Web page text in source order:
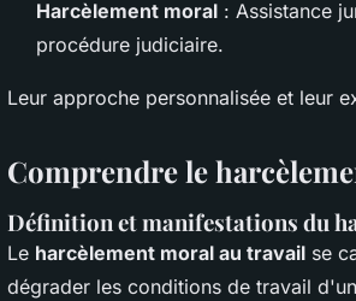
Harcèlement moral : Assistance
procédure judiciaire.
Leur approche personnalisée et leur
Comprendre le
Définition et manifestations du
Le harcèlement moral au travail se
dégrader les conditions de travail